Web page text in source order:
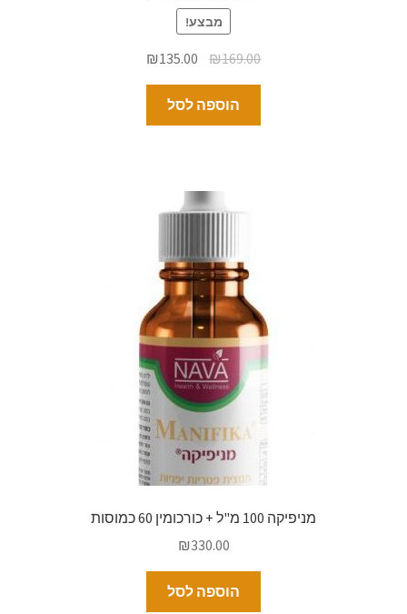
מבצע!
₪169.00
₪135.00
הוספה לסל
מניפיקה 100 מ"ל + כורכומין 60 כמוסות
₪330.00
הוספה לסל